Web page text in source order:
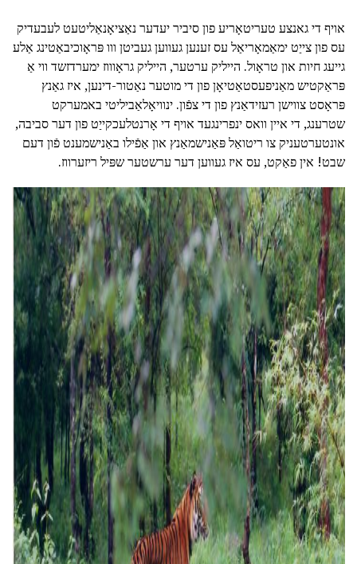
אויף די גאנצע טעריטאָריע פון סיביר יעדער נאַציאָנאַליטעט לעבעדיק
עס פון צייַט ימאַמאָריאַל עס זענען געווען געביטן ווו פּראָוכיבאַטינג אַלע
גייעג חיות און טראָול. הייליק ערטער, הייליק גראָוווז ימערדזשד ווי אַ
פּראַקטיש מאַניפעסטאַטיאָן פון די מוטער נאַטור-דינען, איז גאַנץ
פּראָסט צווישן רעזידאַנץ פון די צפֿון. ינוויאָלאַביליטי באמערקט
שטרענג, די איין וואס ינפרינגעד אויף די אָרנטלעכקייַט פון דער סביבה,
אונטערטעניק צו ריטואַל פּאַנישמאַנץ און אַפֿילו באַנישמענט פֿון דעם
שבט! אין פאַקט, עס איז געווען דער ערשטער שפּיל ריזערווז.